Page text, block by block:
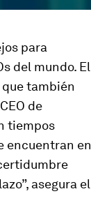
para
del mundo. El
que también
de
tiempos
encuentran en
asegura el